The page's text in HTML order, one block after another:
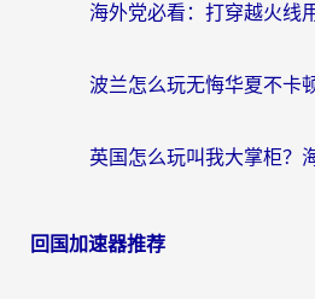
回国加速器推荐